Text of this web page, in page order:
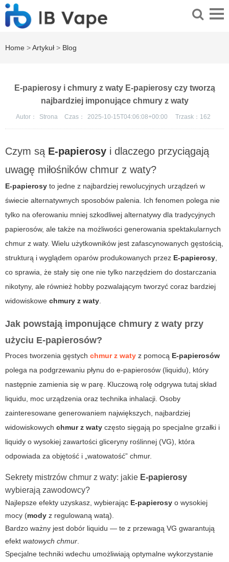
Home >Artykuł > Blog
E-papierosy i chmury z waty E-papierosy czy tworzą
najbardziej imponujące chmury z waty
Autor： Strona Czas： 2025-10-15T04:06:08+00:00 Trzask： 162
Czym są E-papierosy i dlaczego przyciągają
uwagę miłośników chmur z waty?
E-papierosy to jedne z najbardziej rewolucyjnych urządzeń w
świecie alternatywnych sposobów palenia. Ich fenomen polega nie
tylko na oferowaniu mniej szkodliwej alternatywy dla tradycyjnych
papierosów, ale także na możliwości generowania spektakularnych
chmur z waty. Wielu użytkowników jest zafascynowanych gęstością,
strukturą i wyglądem oparów produkowanych przez E-papierosy,
co sprawia, że stały się one nie tylko narzędziem do dostarczania
nikotyny, ale również hobby pozwalającym tworzyć coraz bardziej
widowiskowe chmury z waty.
Jak powstają imponujące chmury z waty przy
użyciu E-papierosów?
Proces tworzenia gęstych chmur z waty z pomocą E-papierosów
polega na podgrzewaniu płynu do e-papierosów (liquidu), który
następnie zamienia się w parę. Kluczową rolę odgrywa tutaj skład
liquidu, moc urządzenia oraz technika inhalacji. Osoby
zainteresowane generowaniem największych, najbardziej
widowiskowych chmur z waty często sięgają po specjalne grzałki i
liquidy o wysokiej zawartości gliceryny roślinnej (VG), która
odpowiada za objętość i „watowatość” chmur.
Sekrety mistrzów chmur z waty: jakie E-papierosy
wybierają zawodowcy?
Najlepsze efekty uzyskasz, wybierając E-papierosy o wysokiej
mocy (mody z regulowaną watą).
Bardzo ważny jest dobór liquidu — te z przewagą VG gwarantują
efekt watowych chmur.
Specjalne techniki wdechu umożliwiają optymalne wykorzystanie